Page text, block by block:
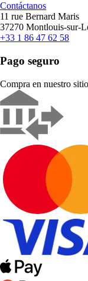
Contáctanos
11 rue Bernard Maris
37270 Montlouis-sur-
+33 1 86 47 62 58
Pago seguro
Compra en nuestro